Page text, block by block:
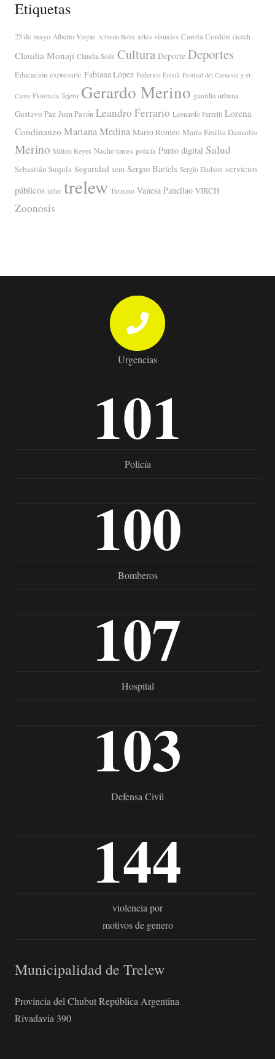
Etiquetas
25 de mayo Alberto Viegas Alfredo Beliz artes visuales Carola Cordón cicech
Claudia Monají Claudia Solis Cultura Deporte Deportes
Educación expresarte Fabiana López Federico Ercoli Festival del Carnaval y el
Canto Florencia Tejero Gerardo Merino guardia urbana
Gustavo Paz Juan Pavón Leandro Ferrario Leonardo Ferrelli Lorena
Condinanzo Mariana Medina Mario Romeo María Emilia Damadio
Merino Milton Reyes Nacho torres policía Punto digital Salud
Sebastián Suquia Seguridad sem Sergio Bartels Sergio Hudson servicios
públicos taller trelew Turismo Vanesa Panellao VIRCH
Zoonosis
Urgencias
101
Policía
100
Bomberos
107
Hospital
103
Defensa Civil
144
violencia por
motivos de genero
Municipalidad de Trelew
Provincia del Chubut República Argentina
Rivadavia 390